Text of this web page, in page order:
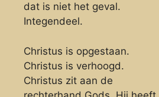
dat is niet het geval.
Integendeel.
Christus is opgestaan.
Christus is verhoogd.
Christus zit aan de